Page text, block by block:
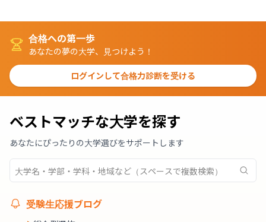
合格への第一歩
あなたの夢の大学、見つけよう！
ログインして合格力診断を受ける
ベストマッチな大学を探す
あなたにぴったりの大学選びをサポートします
受験生応援ブログ